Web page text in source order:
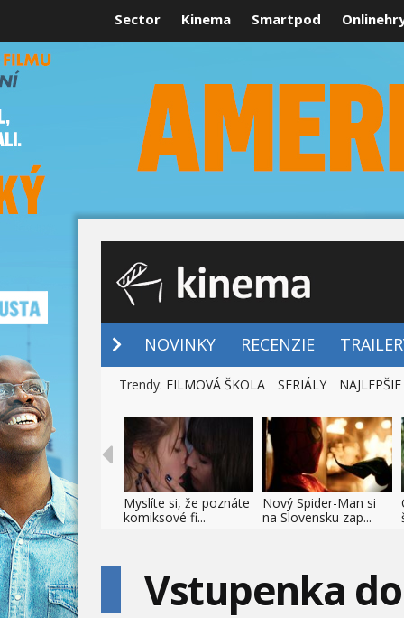
Sector Kinema Smartpod
NOVINKY RECENZIE
Trendy: FILMOVÁ ŠKOLA SERIÁLY
Myslíte si, že poznáte
komiksové fi...
Nový Spider-Man si
na Slovensku zap...
Vstupenka